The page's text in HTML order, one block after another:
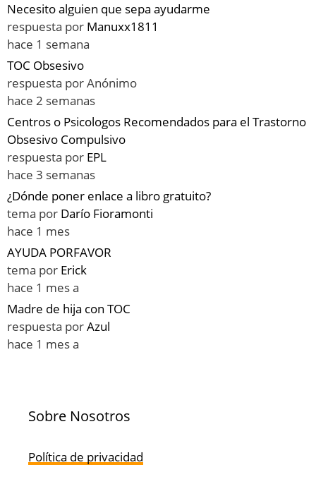
Necesito alguien que sepa ayudarme
respuesta por Manuxx1811
hace 1 semana
TOC Obsesivo
respuesta porAnónimo
hace 2 semanas
Centros o Psicologos Recomendados para el Trastorno
Obsesivo Compulsivo
respuesta por EPL
hace 3 semanas
¿Dónde poner enlace a libro gratuito?
tema por Darío Fioramonti
hace 1 mes
AYUDA PORFAVOR
tema por Erick
hace 1 mes a
Madre de hija con TOC
respuesta porAzul
hace 1 mes a
Sobre Nosotros
Política de privacidad